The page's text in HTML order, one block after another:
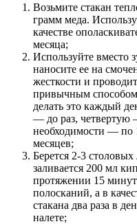
Возьмите стакан
грамм меда.
качестве
месяца;
Используйте вместо
наносите ее на
жесткости и
привычным
делать это каждый
— до раз, четвертую
необходимости — по
месяцев;
Берется 2-3
заливается 200 мл
протяжении 15
полосканий, а в
стакана два раза в
налете;